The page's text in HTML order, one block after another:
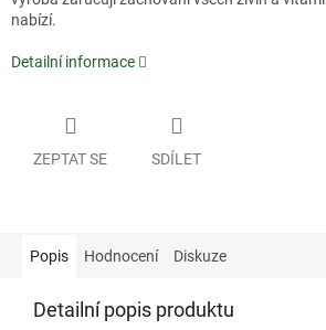
nabízí.
Detailní informace
ZEPTAT SE SDÍLET
Popis Hodnocení Diskuze
Detailní popis produktu